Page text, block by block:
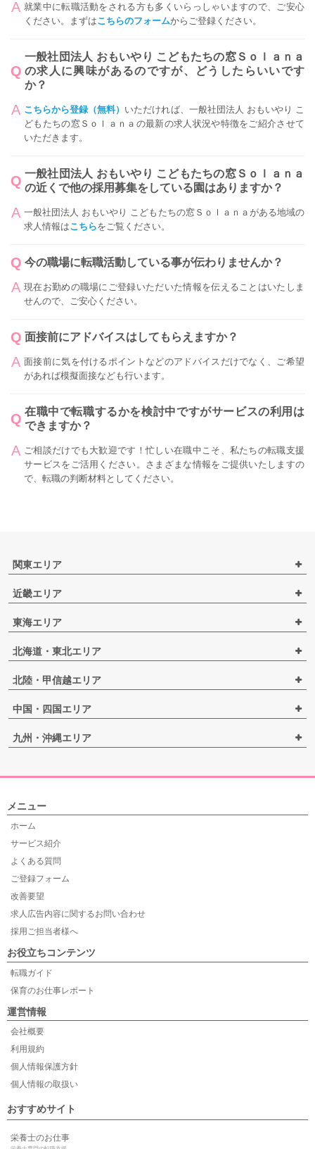
就業中に転職活動をされる方も多くいらっしゃいますので、ご安心
ください。まずはこちらのフォームからご登録ください。
一般社団法人 おもいやり こどもたちの窓Ｓｏｌａｎａ
の求人に興味があるのですが、どうしたらいいです
か？
こちらから登録（無料） いただければ、一般社団法人 おもいやり こ
どもたちの窓Ｓｏｌａｎａの最新の求人状況や特徴をご紹介させて
いただきます。
一般社団法人 おもいやり こどもたちの窓Ｓｏｌａｎａ
の近くで他の採用募集をしている園はありますか？
一般社団法人 おもいやり こどもたちの窓Ｓｏｌａｎａがある地域の
求人情報はこちらをご覧ください。
今の職場に転職活動している事が伝わりませんか？
現在お勤めの職場にご登録いただいた情報を伝えることはいたしま
せんので、ご安心ください。
面接前にアドバイスはしてもらえますか？
面接前に気を付けるポイントなどのアドバイスだけでなく、ご希望
があれば模擬面接なども行います。
在職中で転職するかを検討中ですがサービスの利用は
できますか？
ご相談だけでも大歓迎です！忙しい在職中こそ、私たちの転職支援
サービスをご活用ください。さまざまな情報をご提供いたしますの
で、転職の判断材料としてください。
関東エリア
近畿エリア
東海エリア
北海道・東北エリア
北陸・甲信越エリア
中国・四国エリア
九州・沖縄エリア
メニュー
ホーム
サービス紹介
よくある質問
ご登録フォーム
改善要望
求人広告内容に関するお問い合わせ
採用ご担当者様へ
お役立ちコンテンツ
転職ガイド
保育のお仕事レポート
運営情報
会社概要
利用規約
個人情報保護方針
個人情報の取扱い
おすすめサイト
栄養士のお仕事